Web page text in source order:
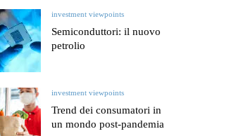
investment viewpoints
Semiconduttori: il nuovo
petrolio
investment viewpoints
Trend dei consumatori in
un mondo post-pandemia